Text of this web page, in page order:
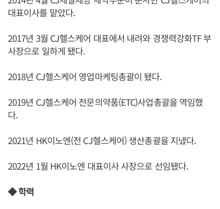
대표이사를 맡았다.
2017년 3월 CJ헬스케어 대표에서 내려와 경쟁력강화TF 부
사장으로 일하게 됐다.
2018년 CJ헬스케어 영업마케팅총괄이 됐다.
2019년 CJ헬스케어 전문의약품(ETC)사업총괄을 역임했
다.
2021년 HK이노엔(전 CJ헬스케어) 생산총괄을 지냈다.
2022년 1월 HK이노엔 대표이사 사장으로 선임됐다.
◆ 학력